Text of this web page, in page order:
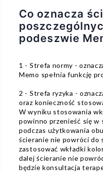
Co oznacza
podeszwie
1 - Strefa normy -
Memo spełnia funkcję
2 - Strefa ryzyka -
oraz konieczność
W wyniku stosowania
powinno przenieść się
podczas użytkowania
ścieranie nie powróci do
zastosować wkładki
dalej ścieranie nie
będzie konsultacja